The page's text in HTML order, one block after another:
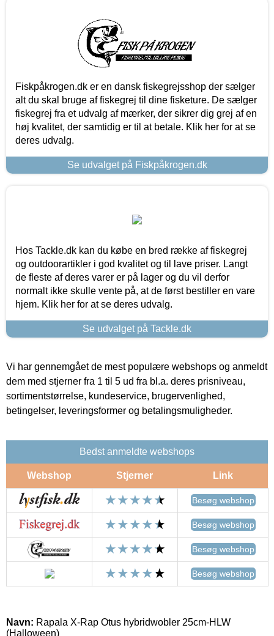
Fiskpåkrogen.dk er en dansk fiskegrejsshop der sælger
alt du skal bruge af fiskegrej til dine fisketure. De sælger
fiskegrej fra et udvalg af mærker, der sikrer dig grej af en
høj kvalitet, der samtidig er til at betale. Klik her for at se
deres udvalg.
Se udvalget på Fiskpåkrogen.dk
Hos Tackle.dk kan du købe en bred række af fiskegrej
og outdoorartikler i god kvalitet og til lave priser. Langt
de fleste af deres varer er på lager og du vil derfor
normalt ikke skulle vente på, at de først bestiller en vare
hjem. Klik her for at se deres udvalg.
Se udvalget på Tackle.dk
Vi har gennemgået de mest populære webshops og anmeldt
dem med stjerner fra 1 til 5 ud fra bl.a. deres prisniveau,
sortimentstørrelse, kundeservice, brugervenlighed,
betingelser, leveringsformer og betalingsmuligheder.
Bedst anmeldte webshops
Webshop Stjerner Link
Besøg webshop
Besøg webshop
Besøg webshop
Besøg webshop
Navn: Rapala X-Rap Otus hybridwobler 25cm-HLW
(Halloween)